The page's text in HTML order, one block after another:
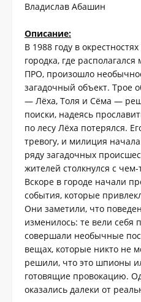
Владислав Абашин
Описание:
В 1988 году в
городка, где
ПРО, произошло
загадочный объект. Трое
— Лёха, Толя и Сёма —
поиски, надеясь
по лесу Лёха потерялся.
тревогу, и милиция
ряду загадочных
жителей столкнулся с
Вскоре в городе начали
события, которые
Они заметили, что
изменилось: те вели себя
совершали необычные
вещах, которые никто не
решили, что это шпионы
готовящие провокацию.
оказались далеки от